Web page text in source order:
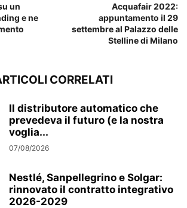
un
e ne
Acquafair 2022:
appuntamento il 29
settembre al Palazzo delle
Stelline di Milano
CORRELATI
Il distributore automatico che
prevedeva il futuro (e la nostra
voglia...
07/08/2026
Nestlé, Sanpellegrino e Solgar:
rinnovato il contratto integrativo
2026-2029